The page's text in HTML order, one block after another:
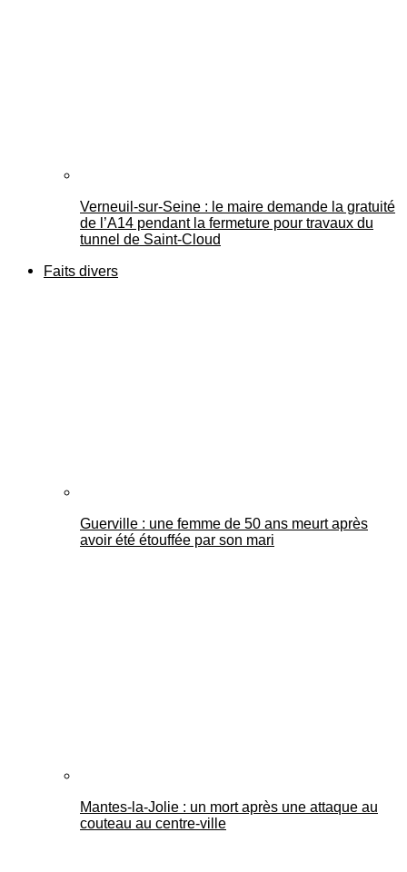
Verneuil-sur-Seine : le maire demande la gratuité
de l’A14 pendant la fermeture pour travaux du
tunnel de Saint-Cloud
Faits divers
Guerville : une femme de 50 ans meurt après
avoir été étouffée par son mari
Mantes-la-Jolie : un mort après une attaque au
couteau au centre-ville